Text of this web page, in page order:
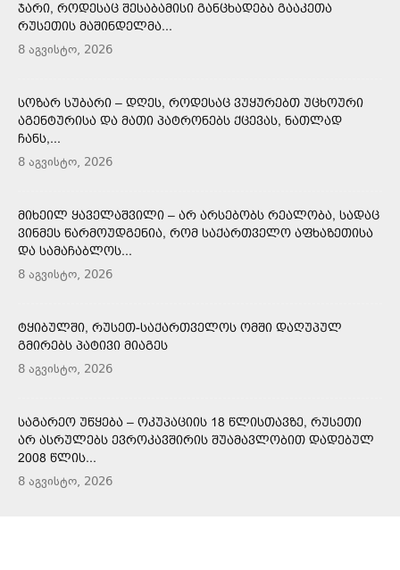
ᲯᲐᲠᲘ, ᲠᲝᲓᲔᲡᲐᲪ ᲨᲔᲡᲐᲑᲐᲛᲘᲡᲘ ᲒᲐᲜᲪᲮᲐᲓᲔᲑᲐ ᲒᲐᲐᲙᲔᲗᲐ
ᲠᲣᲡᲔᲗᲘᲡ ᲛᲐᲨᲘᲜᲓᲔᲚᲛᲐ...
8 აგვისტო, 2026
ᲡᲝᲖᲐᲠ ᲡᲣᲑᲐᲠᲘ – ᲓᲦᲔᲡ, ᲠᲝᲓᲔᲡᲐᲪ ᲕᲣᲧᲣᲠᲔᲑᲗ ᲣᲪᲮᲝᲣᲠᲘ
ᲐᲒᲔᲜᲢᲣᲠᲘᲡᲐ ᲓᲐ ᲛᲐᲗᲘ ᲞᲐᲢᲠᲝᲜᲔᲑᲡ ᲥᲪᲔᲕᲐᲡ, ᲜᲐᲗᲚᲐᲓ
ᲩᲐᲜᲡ,...
8 აგვისტო, 2026
ᲛᲘᲮᲔᲘᲚ ᲧᲐᲕᲔᲚᲐᲨᲕᲘᲚᲘ – ᲐᲠ ᲐᲠᲡᲔᲑᲝᲑᲡ ᲠᲔᲐᲚᲝᲑᲐ, ᲡᲐᲓᲐᲪ
ᲕᲘᲜᲛᲔᲡ ᲬᲐᲠᲛᲝᲣᲓᲒᲔᲜᲘᲐ, ᲠᲝᲛ ᲡᲐᲥᲐᲠᲗᲕᲔᲚᲝ ᲐᲤᲮᲐᲖᲔᲗᲘᲡᲐ
ᲓᲐ ᲡᲐᲛᲐᲩᲐᲑᲚᲝᲡ...
8 აგვისტო, 2026
ᲢᲧᲘᲑᲣᲚᲨᲘ, ᲠᲣᲡᲔᲗ-ᲡᲐᲥᲐᲠᲗᲕᲔᲚᲝᲡ ᲝᲛᲨᲘ ᲓᲐᲦᲣᲞᲣᲚ
ᲒᲛᲘᲠᲔᲑᲡ ᲞᲐᲢᲘᲕᲘ ᲛᲘᲐᲒᲔᲡ
8 აგვისტო, 2026
ᲡᲐᲒᲐᲠᲔᲝ ᲣᲬᲧᲔᲑᲐ – ᲝᲙᲣᲞᲐᲪᲘᲘᲡ 18 ᲬᲚᲘᲡᲗᲐᲕᲖᲔ, ᲠᲣᲡᲔᲗᲘ
ᲐᲠ ᲐᲡᲠᲣᲚᲔᲑᲡ ᲔᲕᲠᲝᲙᲐᲕᲨᲘᲠᲘᲡ ᲨᲣᲐᲛᲐᲕᲚᲝᲑᲘᲗ ᲓᲐᲓᲔᲑᲣᲚ
2008 ᲬᲚᲘᲡ...
8 აგვისტო, 2026